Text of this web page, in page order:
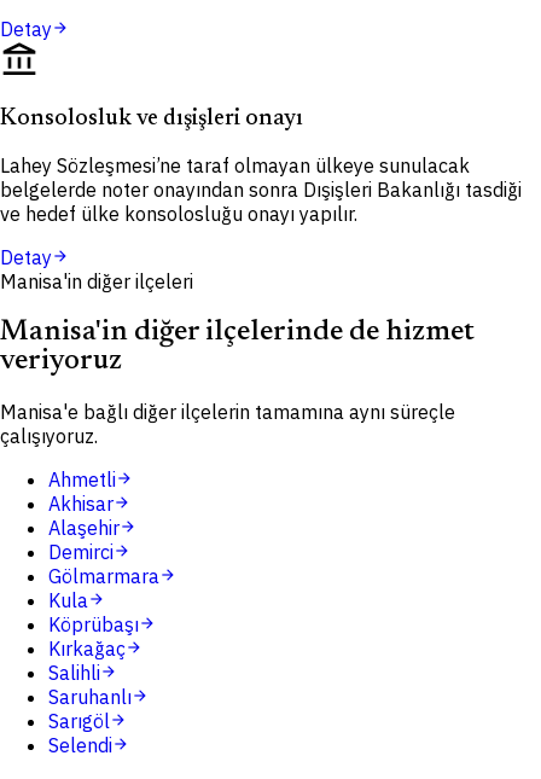
Detayarrow_forward
account_balance
Konsolosluk ve dışişleri onayı
Lahey Sözleşmesi’ne taraf olmayan ülkeye sunulacak
belgelerde noter onayından sonra Dışişleri Bakanlığı tasdiği
ve hedef ülke konsolosluğu onayı yapılır.
Detayarrow_forward
Manisa'in diğer ilçeleri
Manisa'in diğer ilçelerinde de hizmet
veriyoruz
Manisa'e bağlı diğer ilçelerin tamamına aynı süreçle
çalışıyoruz.
Ahmetliarrow_forward
Akhisararrow_forward
Alaşehirarrow_forward
Demirciarrow_forward
Gölmarmaraarrow_forward
Kulaarrow_forward
Köprübaşıarrow_forward
Kırkağaçarrow_forward
Salihliarrow_forward
Saruhanlıarrow_forward
Sarıgölarrow_forward
Selendiarrow_forward